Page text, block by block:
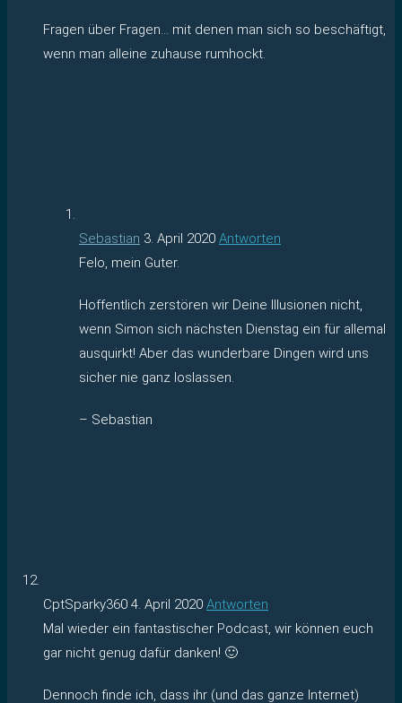
Fragen über Fragen… mit denen man sich so beschäftigt,
wenn man alleine zuhause rumhockt.
Sebastian 3. April 2020 Antworten
Felo, mein Guter.
Hoffentlich zerstören wir Deine Illusionen nicht,
wenn Simon sich nächsten Dienstag ein für allemal
ausquirkt! Aber das wunderbare Dingen wird uns
sicher nie ganz loslassen.
– Sebastian
CptSparky360 4. April 2020 Antworten
Mal wieder ein fantastischer Podcast, wir können euch
gar nicht genug dafür danken! 🙂
Dennoch finde ich, dass ihr (und das ganze Internet)